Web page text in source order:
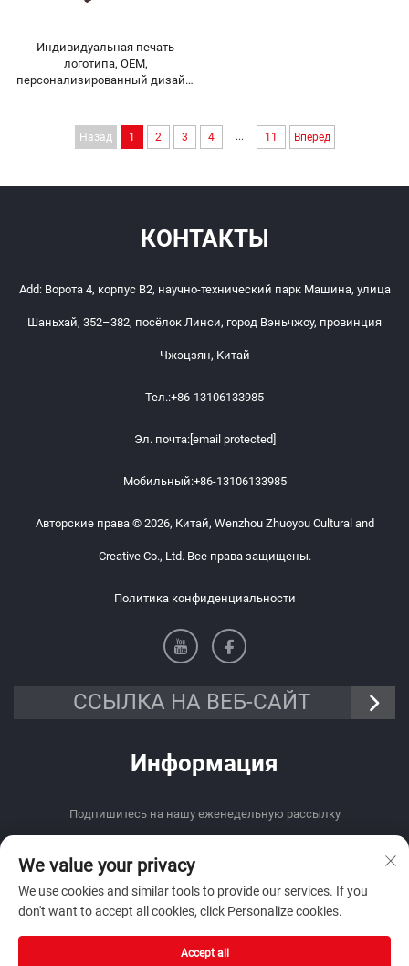
Индивидуальная печать
логотипа, OEM,
персонализированный дизайн,
и ПВХ-пластиковые колоды для
взрослых
Назад 1 2 3 4 ... 11 Вперёд
КОНТАКТЫ
Add: Ворота 4, корпус B2, научно-технический парк Машина, улица
Шаньхай, 352–382, посёлок Линси, город Вэньчжоу, провинция
Чжэцзян, Китай
Тел.:+86-13106133985
Эл. почта:[email protected]
Мобильный:+86-13106133985
Авторские права © 2026, Китай, Wenzhou Zhuoyou Cultural and
Creative Co., Ltd. Все права защищены.
Политика конфиденциальности
ССЫЛКА НА ВЕБ-САЙТ
Информация
Подпишитесь на нашу еженедельную рассылку
Отправить
We value your privacy
We use cookies and similar tools to provide our services. If you
don't want to accept all cookies, click Personalize cookies.
Accept all